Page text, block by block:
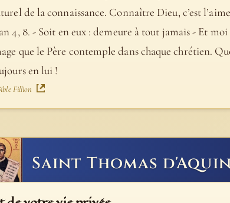
de la connaissance. Connaître Dieu, c’est
4, 8. - Soit en eux : demeure à tout jamais - Et
que le Père contemple dans chaque chrétien.
en lui !
Fillion
Saint Thomas
Il signifie ainsi le progrès des disciples, d'abord